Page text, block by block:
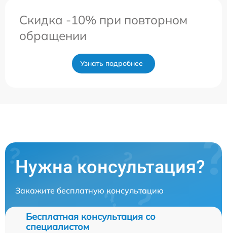
Скидка -10% при повторном
обращении
Узнать подробнее
Нужна консультация?
Закажите бесплатную консультацию
Бесплатная консультация со
специалистом